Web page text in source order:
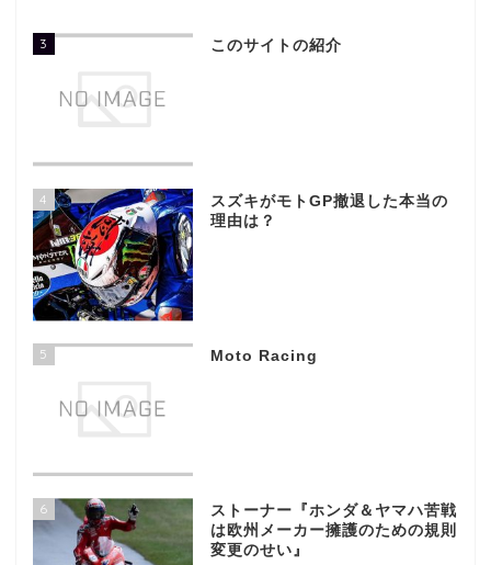
3 このサイトの紹介
4
スズキがモトGP撤退した本当の
理由は？
5 Moto Racing
6
ストーナー『ホンダ＆ヤマハ苦戦
は欧州メーカー擁護のための規則
変更のせい』